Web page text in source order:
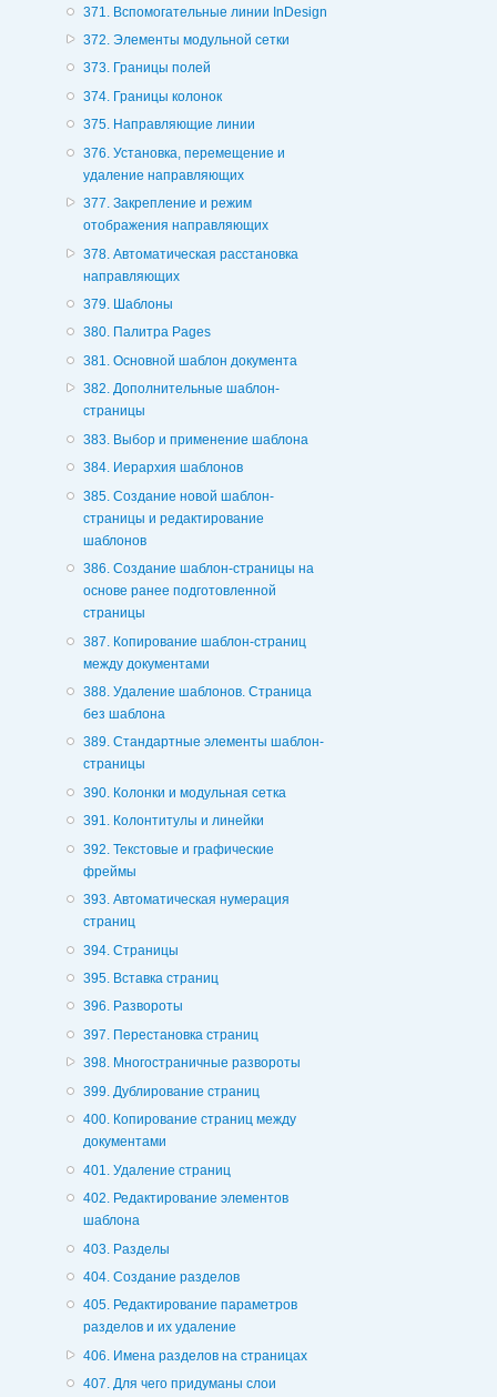
371. Вспомогательные линии InDesign
372. Элементы модульной сетки
373. Границы полей
374. Границы колонок
375. Направляющие линии
376. Установка, перемещение и
удаление направляющих
377. Закрепление и режим
отображения направляющих
378. Автоматическая расстановка
направляющих
379. Шаблоны
380. Палитра Pages
381. Основной шаблон документа
382. Дополнительные шаблон-
страницы
383. Выбор и применение шаблона
384. Иерархия шаблонов
385. Создание новой шаблон-
страницы и редактирование
шаблонов
386. Создание шаблон-страницы на
основе ранее подготовленной
страницы
387. Копирование шаблон-страниц
между документами
388. Удаление шаблонов. Страница
без шаблона
389. Стандартные элементы шаблон-
страницы
390. Колонки и модульная сетка
391. Колонтитулы и линейки
392. Текстовые и графические
фреймы
393. Автоматическая нумерация
страниц
394. Страницы
395. Вставка страниц
396. Развороты
397. Перестановка страниц
398. Многостраничные развороты
399. Дублирование страниц
400. Копирование страниц между
документами
401. Удаление страниц
402. Редактирование элементов
шаблона
403. Разделы
404. Создание разделов
405. Редактирование параметров
разделов и их удаление
406. Имена разделов на страницах
407. Для чего придуманы слои